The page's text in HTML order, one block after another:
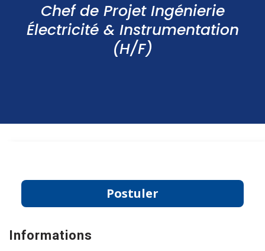
Contactez-nous
Chef de Projet Ingénierie
Électricité & Instrumentation
(H/F)
Postuler
Informations